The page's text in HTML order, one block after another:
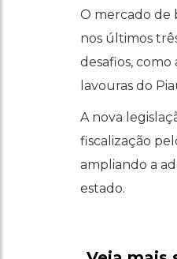
O mercado de
nos últimos
desafios,
lavouras do
A nova
fiscalização
ampliando a
estado.